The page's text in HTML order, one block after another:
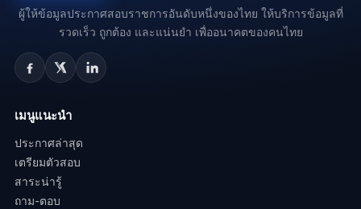
ผู้ให้ข้อมูลประกาศสอบราชการอันดับหนึ่งของไทย ให้บริการข้อมูลที่
รวดเร็ว ถูกต้อง และแน่นยำ เพื่ออนาคตของคนไทย
เมนูแนะนำ
ประกาศล่าสุด
เตรียมตัวสอบ
สาระน่ารู้
ถาม-ตอบ